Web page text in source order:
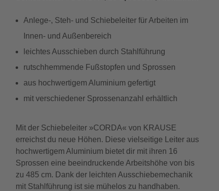
Anlege-, Steh- und Schiebeleiter für Arbeiten im
Innen- und Außenbereich
leichtes Ausschieben durch Stahlführung
rutschhemmende Fußstopfen und Sprossen
aus hochwertigem Aluminium gefertigt
mit verschiedener Sprossenanzahl erhältlich
Mit der Schiebeleiter »CORDA« von KRAUSE
erreichst du neue Höhen. Diese vielseitige Leiter aus
hochwertigem Aluminium bietet dir mit ihren 16
Sprossen eine beeindruckende Arbeitshöhe von bis
zu 485 cm. Dank der leichten Ausschiebemechanik
mit Stahlführung ist sie mühelos zu handhaben.